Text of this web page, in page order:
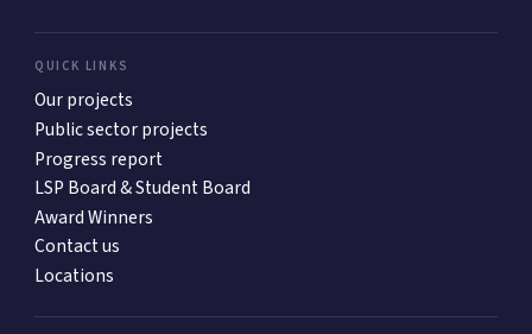
QUICK LINKS
Our projects
Public sector projects
Progress report
LSP Board & Student Board
Award Winners
Contact us
Locations